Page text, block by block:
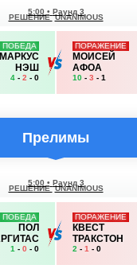
Прелимы
ПОБЕДА
МАРКУС
НЭШ
4 - 2 - 0
5:00 • Раунд 3
РЕШЕНИЕ UNANIMOUS
ПОРАЖЕНИЕ
МОИСЕЙ
АФОА
10 - 3 - 1
ПОБЕДА
ПОЛ
1 - 0 - 0
5:00 • Раунд 3
РЕШЕНИЕ UNANIMOUS
ПОРАЖЕНИЕ
КВЕСТ
ТРАКСТОН
2 - 1 - 0